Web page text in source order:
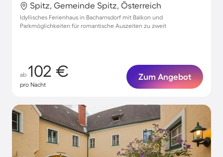
Spitz, Gemeinde Spitz, Österreich
Idyllisches Ferienhaus in Bacharnsdorf mit Balkon und
Parkmöglichkeiten für romantische Auszeiten zu zweit
ab 102 €
pro Nacht
Zum Angebot